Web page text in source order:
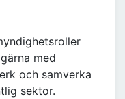
med
och samverka
sektor.